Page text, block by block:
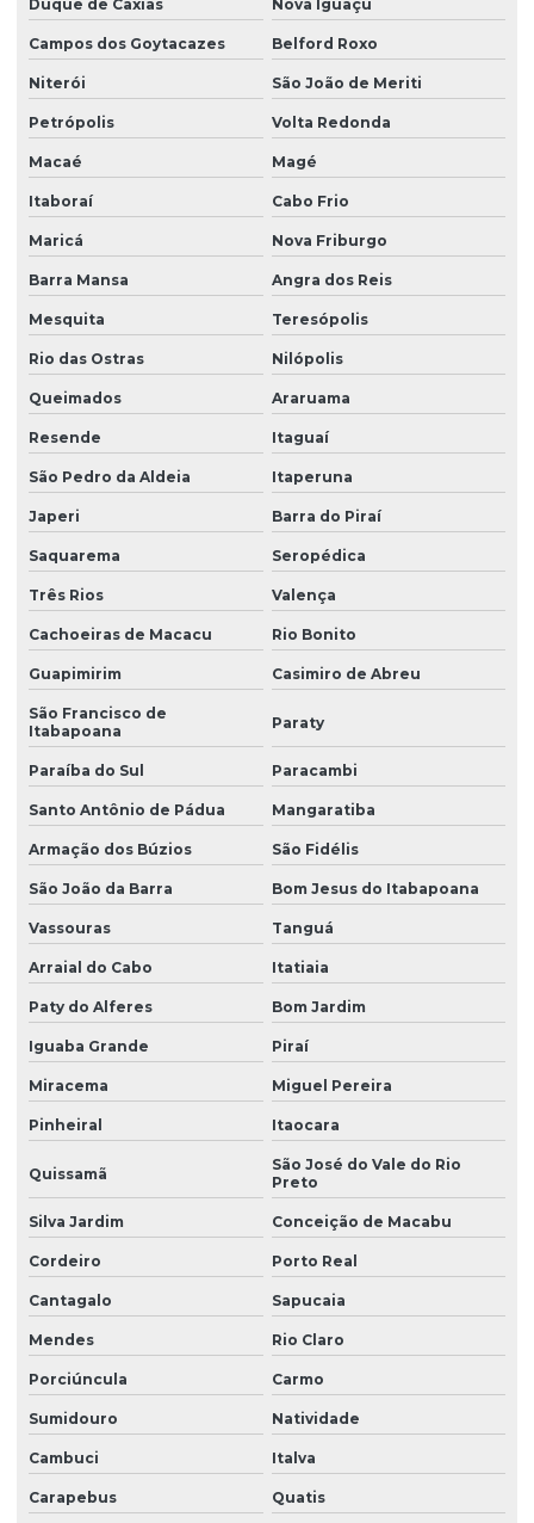
Duque de Caxias Nova Iguaçu
Campos dos Goytacazes Belford Roxo
Niterói São João de Meriti
Petrópolis Volta Redonda
Macaé Magé
Itaboraí Cabo Frio
Maricá Nova Friburgo
Barra Mansa Angra dos Reis
Mesquita Teresópolis
Rio das Ostras Nilópolis
Queimados Araruama
Resende Itaguaí
São Pedro da Aldeia Itaperuna
Japeri Barra do Piraí
Saquarema Seropédica
Três Rios Valença
Cachoeiras de Macacu Rio Bonito
Guapimirim Casimiro de Abreu
São Francisco de
Itabapoana
Paraty
Paraíba do Sul Paracambi
Santo Antônio de Pádua Mangaratiba
Armação dos Búzios São Fidélis
São João da Barra Bom Jesus do Itabapoana
Vassouras Tanguá
Arraial do Cabo Itatiaia
Paty do Alferes Bom Jardim
Iguaba Grande Piraí
Miracema Miguel Pereira
Pinheiral Itaocara
Quissamã
São José do Vale do Rio
Preto
Silva Jardim Conceição de Macabu
Cordeiro Porto Real
Cantagalo Sapucaia
Mendes Rio Claro
Porciúncula Carmo
Sumidouro Natividade
Cambuci Italva
Carapebus Quatis